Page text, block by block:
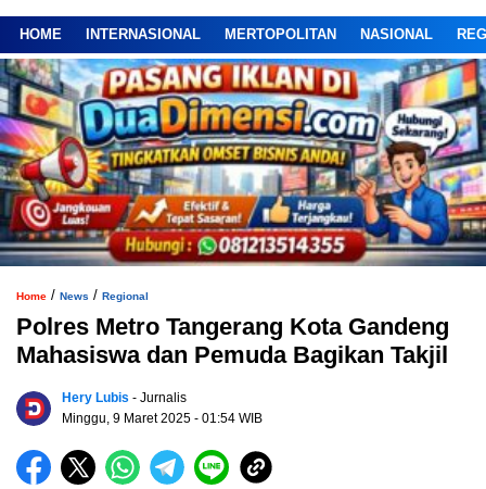
HOME INTERNASIONAL MERTOPOLITAN NASIONAL
Home / News / Regional
Polres Metro Tangerang Kota Gandeng
Mahasiswa dan Pemuda Bagikan Takjil
Hery Lubis - Jurnalis
Minggu, 9 Maret 2025 - 01:54 WIB